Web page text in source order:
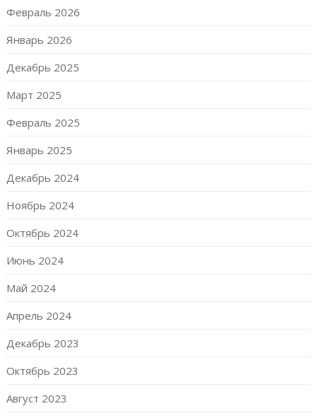
Февраль 2026
Январь 2026
Декабрь 2025
Март 2025
Февраль 2025
Январь 2025
Декабрь 2024
Ноябрь 2024
Октябрь 2024
Июнь 2024
Май 2024
Апрель 2024
Декабрь 2023
Октябрь 2023
Август 2023